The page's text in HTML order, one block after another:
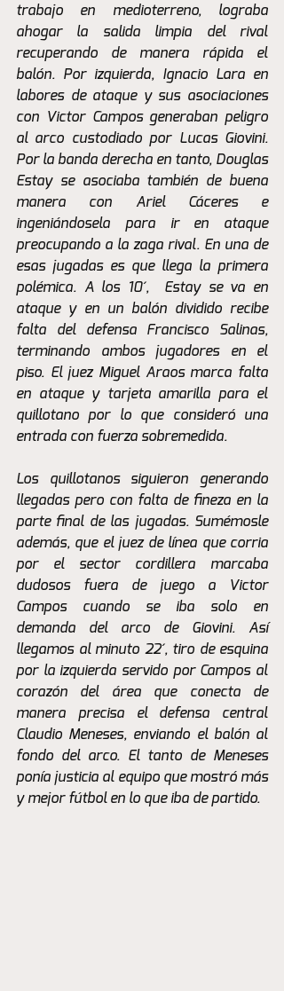
trabajo en medioterreno, lograba
ahogar la salida limpia del rival
recuperando de manera rápida el
balón. Por izquierda, Ignacio Lara en
labores de ataque y sus asociaciones
con Victor Campos generaban peligro
al arco custodiado por Lucas Giovini.
Por la banda derecha en tanto, Douglas
Estay se asociaba también de buena
manera con Ariel Cáceres e
ingeniándosela para ir en ataque
preocupando a la zaga rival. En una de
esas jugadas es que llega la primera
polémica. A los 10´,  Estay se va en
ataque y en un balón dividido recibe
falta del defensa Francisco Salinas,
terminando ambos jugadores en el
piso. El juez Miguel Araos marca falta
en ataque y tarjeta amarilla para el
quillotano por lo que consideró una
entrada con fuerza sobremedida.
Los quillotanos siguieron generando
llegadas pero con falta de fineza en la
parte final de las jugadas. Sumémosle
además, que el juez de línea que corria
por el sector cordillera marcaba
dudosos fuera de juego a Victor
Campos cuando se iba solo en
demanda del arco de Giovini. Así
llegamos al minuto 22´, tiro de esquina
por la izquierda servido por Campos al
corazón del área que conecta de
manera precisa el defensa central
Claudio Meneses, enviando el balón al
fondo del arco. El tanto de Meneses
ponía justicia al equipo que mostró más
y mejor fútbol en lo que iba de partido.